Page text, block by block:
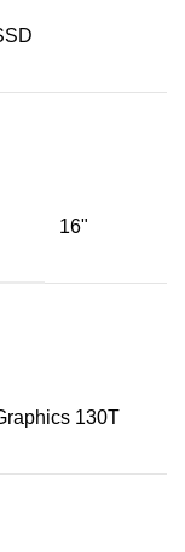
16"
130T